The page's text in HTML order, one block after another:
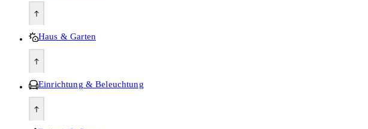
Haus & Garten
Einrichtung & Beleuchtung